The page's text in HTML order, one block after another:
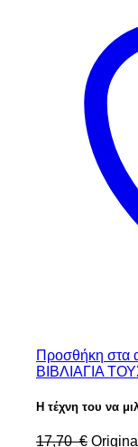
Προσθήκη στα
ΒΙΒΛΙΑΓΙΑ
Η τέχνη του να
17,70 €